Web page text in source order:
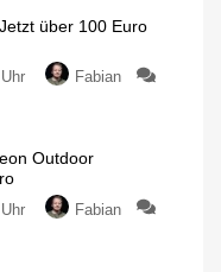
über 100 Euro
Fabian
Outdoor
Fabian